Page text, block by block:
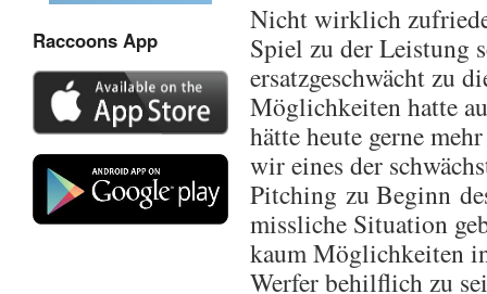
Nicht wirklich
Spiel zu der Leistung
ersatzgeschwächt zu
Möglichkeiten hatte
hätte heute gerne
wir eines der
Pitching zu Beginn
missliche Situation
kaum Möglichkeiten
Werfer behilflich zu
Raccoons App